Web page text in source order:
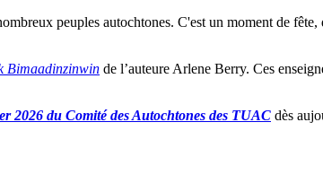
peuples autochtones. C'est un moment de fête,
Bimaadinzinwin de l’auteure Arlene Berry. Ces
2026 du Comité des Autochtones des TUAC dès